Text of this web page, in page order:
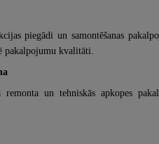
piegādi un samontēšanas
pakalpojumu kvalitāti.
un tehniskās apkopes